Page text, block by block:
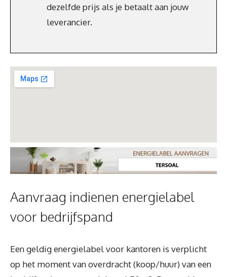
dezelfde prijs als je betaalt aan jouw
leverancier.
Aanvraag indienen energielabel
voor bedrijfspand
Een geldig energielabel voor kantoren is verplicht
op het moment van overdracht (koop/huur) van een